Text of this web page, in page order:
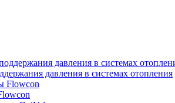
давления в системах отопления